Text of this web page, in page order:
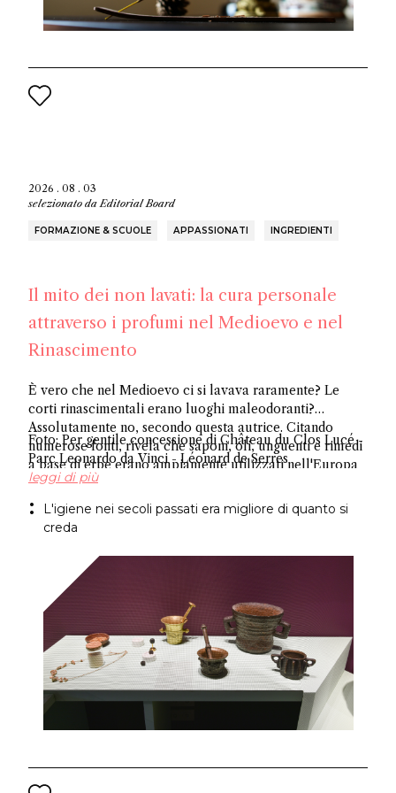
2026 . 08 . 03
selezionato daEditorial Board
FORMAZIONE & SCUOLE APPASSIONATI INGREDIENTI
Il mito dei non lavati: la cura personale
attraverso i profumi nel Medioevo e nel
Rinascimento
È vero che nel Medioevo ci si lavava raramente? Le
corti rinascimentali erano luoghi maleodoranti?
Assolutamente no, secondo questa autrice. Citando
numerose fonti, rivela che saponi, oli, unguenti e rimedi
a base di erbe erano ampiamente utilizzati nell'Europa
occidentale, sfatando l'antico mito sull'igiene.
Foto: Per gentile concessione di Château du Clos Lucé -
Parc Leonardo da Vinci - Léonard de Serres
leggi di più
L'igiene nei secoli passati era migliore di quanto si
creda